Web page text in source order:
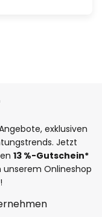
exklusiven
Jetzt
13 %-Gutschein*
unserem Onlineshop